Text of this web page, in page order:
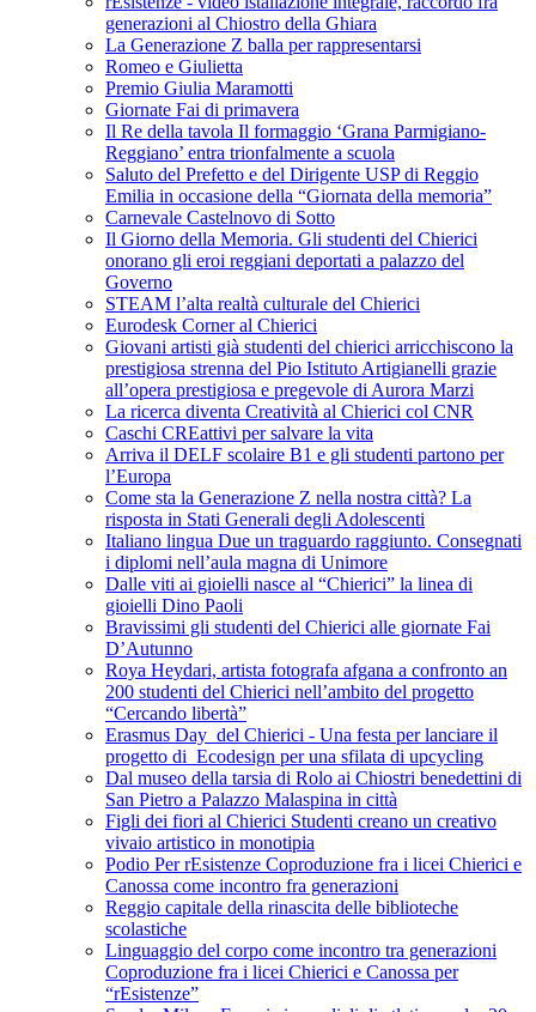
generazioni al Chiostro della Ghiara
La Generazione Z balla per rappresentarsi
Romeo e Giulietta
Premio Giulia Maramotti
Giornate Fai di primavera
Il Re della tavola Il formaggio ‘Grana Parmigiano-
Reggiano’ entra trionfalmente a scuola
Saluto del Prefetto e del Dirigente USP di Reggio
Emilia in occasione della “Giornata della memoria”
Carnevale Castelnovo di Sotto
Il Giorno della Memoria. Gli studenti del Chierici
onorano gli eroi reggiani deportati a palazzo del
Governo
STEAM l’alta realtà culturale del Chierici
Eurodesk Corner al Chierici
Giovani artisti già studenti del chierici arricchiscono la
prestigiosa strenna del Pio Istituto Artigianelli grazie
all’opera prestigiosa e pregevole di Aurora Marzi
La ricerca diventa Creatività al Chierici col CNR
Caschi CREattivi per salvare la vita
Arriva il DELF scolaire B1 e gli studenti partono per
l’Europa
Come sta la Generazione Z nella nostra città? La
risposta in Stati Generali degli Adolescenti
Italiano lingua Due un traguardo raggiunto. Consegnati
i diplomi nell’aula magna di Unimore
Dalle viti ai gioielli nasce al “Chierici” la linea di
gioielli Dino Paoli
Bravissimi gli studenti del Chierici alle giornate Fai
D’Autunno
Roya Heydari, artista fotografa afgana a confronto an
200 studenti del Chierici nell’ambito del progetto
“Cercando libertà”
Erasmus Day del Chierici - Una festa per lanciare il
progetto di Ecodesign per una sfilata di upcycling
Dal museo della tarsia di Rolo ai Chiostri benedettini di
San Pietro a Palazzo Malaspina in città
Figli dei fiori al Chierici Studenti creano un creativo
vivaio artistico in monotipia
Podio Per rEsistenze Coproduzione fra i licei Chierici e
Canossa come incontro fra generazioni
Reggio capitale della rinascita delle biblioteche
scolastiche
Linguaggio del corpo come incontro tra generazioni
Coproduzione fra i licei Chierici e Canossa per
“rEsistenze”